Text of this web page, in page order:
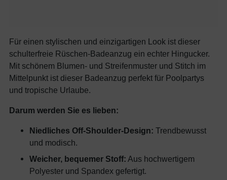
Für einen stylischen und einzigartigen Look ist dieser
schulterfreie Rüschen-Badeanzug ein echter Hingucker.
Mit schönem Blumen- und Streifenmuster und Stitch im
Mittelpunkt ist dieser Badeanzug perfekt für Poolpartys
und tropische Urlaube.
Darum werden Sie es lieben:
Niedliches Off-Shoulder-Design: Trendbewusst
und modisch.
Weicher, bequemer Stoff: Aus hochwertigem
Polyester und Spandex gefertigt.